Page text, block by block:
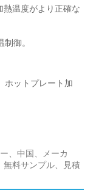
熱温度がより正確な
御。
ホットプレート加
、中国、メーカ
無料サンプル、見積